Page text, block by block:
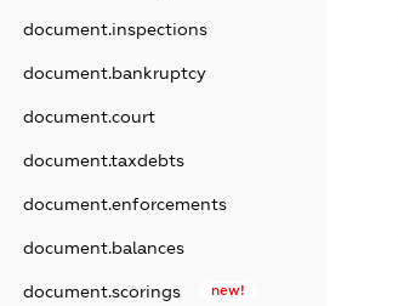
document.inspections
document.bankruptcy
document.court
document.taxdebts
document.enforcements
document.balances
document.scorings new!